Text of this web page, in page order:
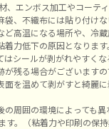
、エンボス加工やコーテ
、不織布には貼り付けな
ど高温になる場所や、冷
力低下の原因となります。
はシールが剥がれやすくな
が残る場合がございます
面を温めて剥がすと綺麗
の周囲の環境によっても
。（粘着力や印刷の保持